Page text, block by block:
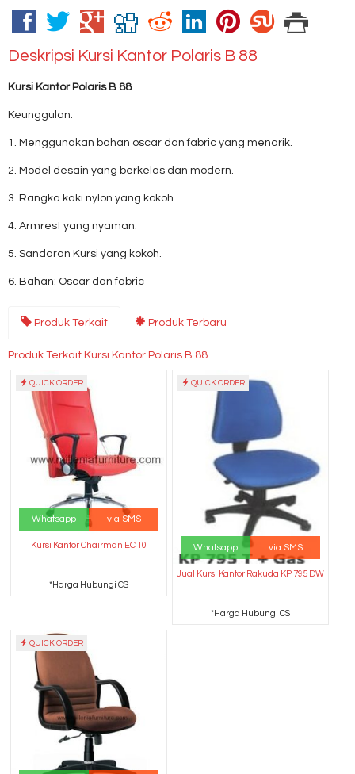
Deskripsi Kursi Kantor Polaris B 88
Kursi Kantor Polaris B 88
Keunggulan:
1. Menggunakan bahan oscar dan fabric yang menarik.
2. Model desain yang berkelas dan modern.
3. Rangka kaki nylon yang kokoh.
4. Armrest yang nyaman.
5. Sandaran Kursi yang kokoh.
6. Bahan: Oscar dan fabric
Produk Terkait Produk Terbaru
Produk Terkait Kursi Kantor Polaris B 88
QUICK ORDER
Whatsapp via SMS
Kursi Kantor Chairman EC 10
*Harga Hubungi CS
QUICK ORDER
Whatsapp via SMS
Jual Kursi Kantor Rakuda KP 795 DW
*Harga Hubungi CS
QUICK ORDER